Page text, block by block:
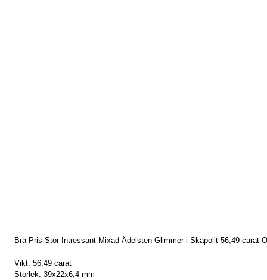
Bra Pris Stor Intressant Mixad Ädelsten Glimmer i Skapolit 56,49 carat
Vikt: 56,49 carat
Storlek: 39x22x6,4 mm